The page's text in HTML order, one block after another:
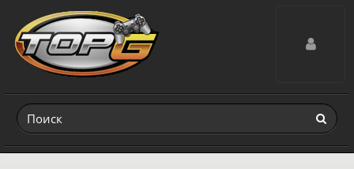
Toggle